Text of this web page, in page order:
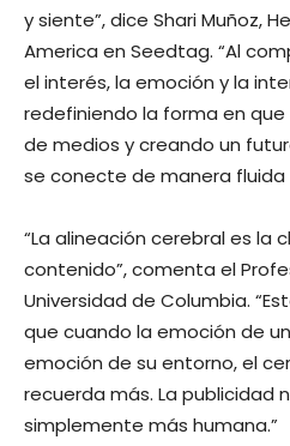
y siente”, dice Shari Muñoz,
America en Seedtag. “Al
el interés, la emoción y la
redefiniendo la forma en
de medios y creando un
se conecte de manera fluida
“La alineación cerebral es la
contenido”, comenta el
Universidad de Columbia.
que cuando la emoción de
emoción de su entorno, el
recuerda más. La publicidad
simplemente más humana.”